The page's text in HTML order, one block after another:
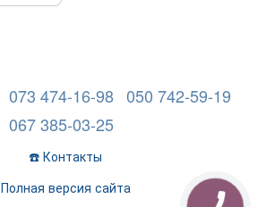
073 474-16-98 050 742-59-19
067 385-03-25
☎️ Контакты
Полная версия сайта